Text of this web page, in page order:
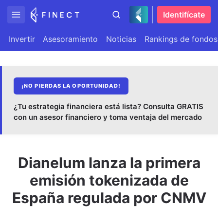
Identifícate
Invertir Asesoramiento Noticias Rankings de fondos
¡NO PIERDAS LA OPORTUNIDAD!
¿Tu estrategia financiera está lista? Consulta GRATIS
con un asesor financiero y toma ventaja del mercado
Dianelum lanza la primera
emisión tokenizada de
España regulada por CNMV